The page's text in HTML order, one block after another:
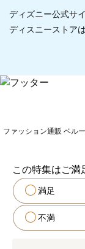
ファッション通販 ベル
ディズニー公式サ
ディスニーストア
この特集はご満
満足
不満